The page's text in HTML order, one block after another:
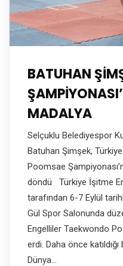
BATUHAN
MADALYA
Selçuklu Belediyespor
Batuhan Şimşek,
Poomsae
döndü Türkiye İşitme
tarafından 6-7 Eylül
Gül Spor Salonunda
Engelliler Taekwondo
erdi. Daha önce
Dünya…